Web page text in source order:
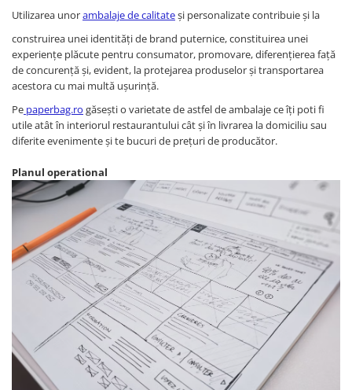
Utilizarea unorambalaje de calitateși personalizate contribuie și la
construirea unei identități de brand puternice, constituirea unei
experiențe plăcute pentru consumator, promovare, diferențierea față
de concurență și, evident, la protejarea produselor și transportarea
acestora cu mai multă ușurință.
Pe paperbag.ro găsești o varietate de astfel de ambalaje ce îți poti fi
utile atât în interiorul restaurantului cât și în livrarea la domiciliu sau
diferite evenimente și te bucuri de prețuri de producător.
Planul operational